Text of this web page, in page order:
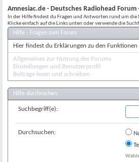
Amnesiac.de - Deutsches Radiohead Forum
In der Hilfe findest du Fragen und Antworten rund um die
Klicke einfach auf die Links unten oder verwende die
Hilfe - Fragen zum Forum
Hier findest du Erklärungen zu den
Allgemeines zur Nutzung des Forums
Einstellungen und Benutzerprofil
Beiträge lesen und schreiben
Hilfe durchsuchen
Suchbegriff(e):
Durchsuchen: